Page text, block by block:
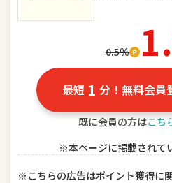
TV・オーディオ・カメラ
スマートフォン・タブレット
スイーツ・お菓子
0.5％
最短 1 分！無料会員
既に会員の方はこち
※本ページに掲載されて
※こちらの広告はポイント獲得に